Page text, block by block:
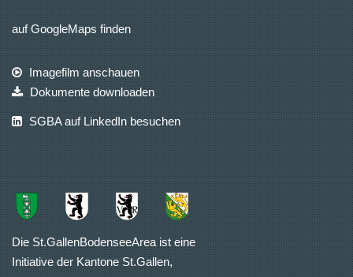
auf GoogleMaps finden
Imagefilm anschauen
Dokumente downloaden
SGBA auf LinkedIn besuchen
Die St.GallenBodenseeArea ist eine
Initiative der Kantone St.Gallen,